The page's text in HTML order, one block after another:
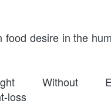
desire in the
Without
loss